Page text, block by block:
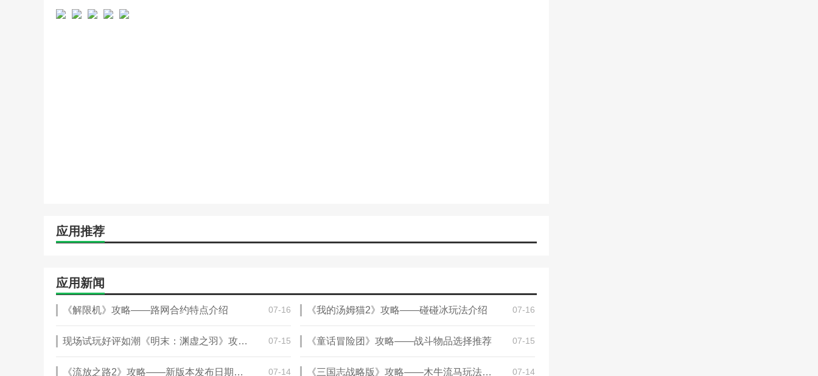
用！
应用推荐
应用新闻
《解限机》攻略——路网合约特点介绍 07-16 《我的汤姆猫2》攻略——碰碰冰玩法介绍 07-16
现场试玩好评如潮《明末：渊虚之羽》攻略——BW燃爆全场 07-15 《童话冒险团》攻略——战斗物品选择推荐 07-15
《流放之路2》攻略——新版本发布日期曝光 开发商介绍新内容 07-14 《三国志战略版》攻略——木牛流马玩法攻略 07-14